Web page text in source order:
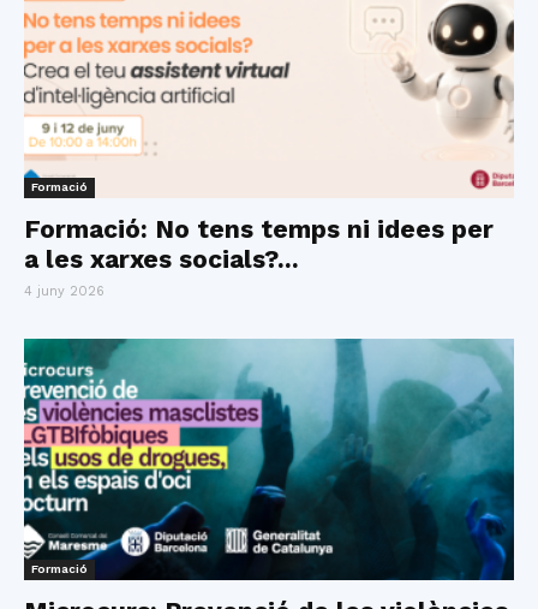
Formació
Formació: No tens temps ni idees per
a les xarxes socials?...
4 juny 2026
Formació